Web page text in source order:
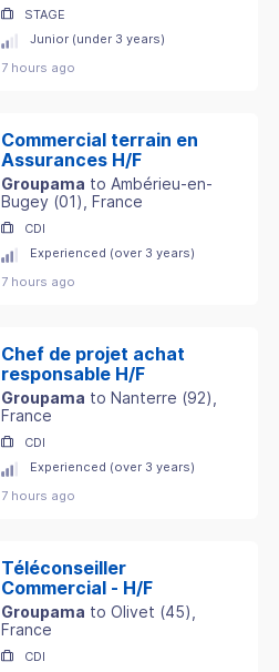
STAGE
Junior (under 3 years)
7 hours ago
Commercial terrain en
Assurances H/F
Groupama to Ambérieu-en-
Bugey (01) , France
CDI
Experienced (over 3 years)
7 hours ago
Chef de projet achat
responsable H/F
Groupama to Nanterre (92)
France
CDI
Experienced (over 3 years)
7 hours ago
Téléconseiller
Commercial - H/F
Groupama to Olivet (45)
France
CDI